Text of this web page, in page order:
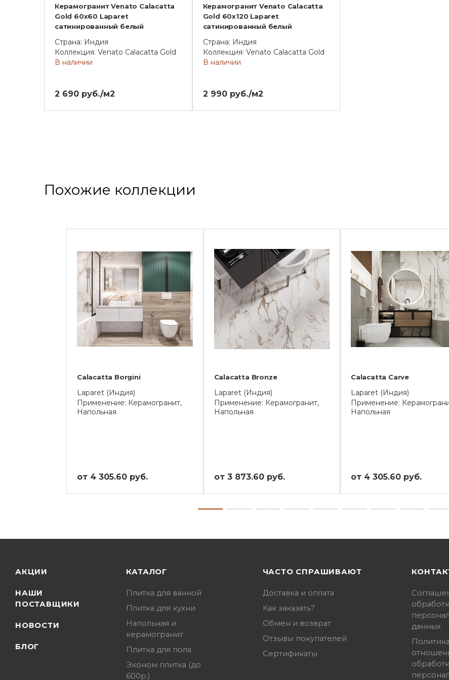
Керамогранит Venato Calacatta
Gold 60х60 Laparet
сатинированный белый
Страна: Индия
Коллекция: Venato Calacatta Gold
В наличии
2 690 руб./м2
Керамогранит Venato Calacatta
Gold 60х120 Laparet
сатинированный белый
Страна: Индия
Коллекция: Venato Calacatta Gold
В наличии
2 990 руб./м2
Похожие коллекции
Calacatta Borgini
Laparet (Индия)
Применение: Керамогранит,
Напольная
от 4 305.60 руб.
Calacatta Bronze
Laparet (Индия)
Применение: Керамогранит,
Напольная
от 3 873.60 руб.
Calacatta Carve
Laparet (Индия)
Применение:
Напольная
от 4 305.60 руб.
АКЦИИ
НАШИ
ПОСТАВЩИКИ
НОВОСТИ
БЛОГ
КАТАЛОГ
Плитка для ванной
Плитка для кухни
Напольная и
керамогранит
Плитка для пола
Эконом плитка (до
600р.)
ЧАСТО СПРАШИВАЮТ
Доставка и оплата
Как заказать?
Обмен и возврат
Отзывы покупателей
Сертификаты
данных